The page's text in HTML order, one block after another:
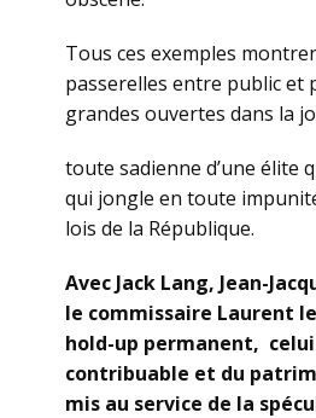
Tous ces exemples
passerelles entre public et
grandes ouvertes dans la
toute sadienne d’une élite
qui jongle en toute
lois de la République.
Avec Jack Lang, Jean-
le commissaire Laurent le
hold-up permanent,
contribuable et du
mis au service de la